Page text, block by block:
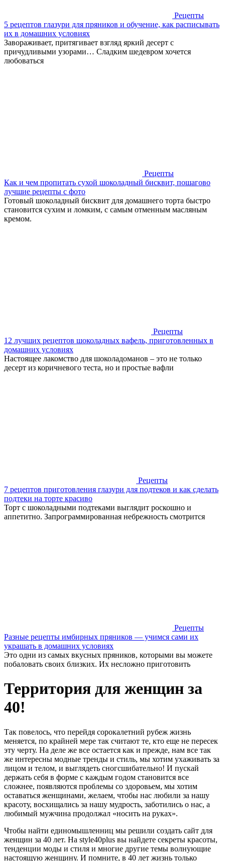
Рецепты
5 рецептов глазури для пряников и обучение, как расписывать
их в домашних условиях
Завораживает, притягивает взгляд яркий десерт с
причудливыми узорами… Сладким шедевром хочется
любоваться
Рецепты
Как и чем пропитать сухой шоколадный бисквит, пошагово
лучшие рецепты с фото
Готовый шоколадный бисквит для домашнего торта быстро
становится сухим и ломким, с самым отменным масляным
кремом.
Рецепты
12 лучших рецептов шоколадных вафель, приготовленных в
домашних условиях
Настоящее лакомство для шоколадоманов – это не только
десерт из коричневого теста, но и простые вафли
Рецепты
7 рецептов приготовления глазури для подтеков и как сделать
подтеки на торте красиво
Торт с шоколадными подтеками выглядит роскошно и
аппетитно. Запрограммированная небрежность смотрится
Рецепты
Разные рецепты имбирных пряников — учимся сами их
украшать в домашних условиях
Это одни из самых вкусных пряников, которыми вы можете
побаловать своих близких. Их несложно приготовить
Территория для женщин за
40!
Так повелось, что перейдя сорокалетний рубеж жизнь
меняется, по крайней мере так считают те, кто еще не пересек
эту черту. На деле же все остается как и прежде, нам все так
же интересны модные тренды и стиль, мы хотим ухаживать за
лицом и телом, и выглядеть сногсшибательно! И пускай
держать себя в форме с каждым годом становится все
сложнее, появляются проблемы со здоровьем, мы хотим
оставаться женщинами, желаем, чтобы нас любили за нашу
красоту, восхищались за нашу мудрость, заботились о нас, а
любимый мужчина продолжал «носить на руках».
Чтобы найти единомышленниц мы решили создать сайт для
женщин за 40 лет. На style40plus вы найдете секреты красоты,
тенденции моды и стиля и многие другие темы волнующие
настоящую женщину. И помните, в 40 лет жизнь только